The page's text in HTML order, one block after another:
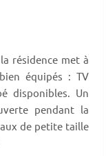
résidence met à
équipés : TV
disponibles. Un
pendant la
de petite taille